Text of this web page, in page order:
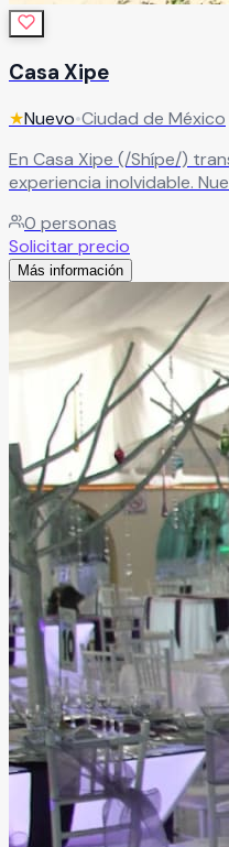
Casa Xipe
★Nuevo•Ciudad de México
En Casa Xipe (/Shípe/)
experiencia inolvidable.
magia, cuidando cada
invitados.Leer más
0 personas
Solicitar precio
Más información